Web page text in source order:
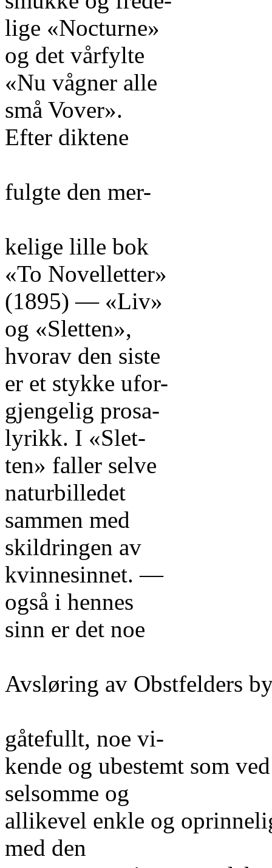
lige «Nocturne»
og det vårfylte
«Nu vågner alle
små Vover».
Efter diktene
fulgte den mer-
kelige lille bok
«To Novelletter»
(1895) — «Liv»
og «Sletten»,
hvorav den siste
er et stykke ufor-
gjengelig prosa-
lyrikk. I «Slet-
ten» faller selve
naturbilledet
sammen med
skildringen av
kvinnesinnet. —
også i hennes
sinn er det noe
Avsløring av Obstfelders
gåtefullt, noe vi-
kende og ubestemt som
selsomme og
allikevel enkle og
med den